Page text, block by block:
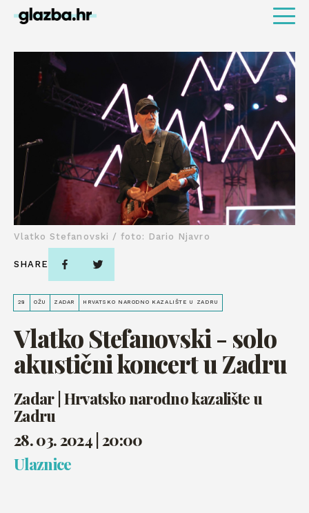
28 OŽU ZADAR HRVATSKO NARODNO KAZALIŠTE U ZADRU
Vlatko Stefanovski - solo
akustični koncert u Zadru
Zadar | Hrvatsko narodno kazalište u
Zadru
28. 03. 2024 | 20:00
Ulaznice
Vlatko Stefanovski / foto: Dario Njavro
SHARE